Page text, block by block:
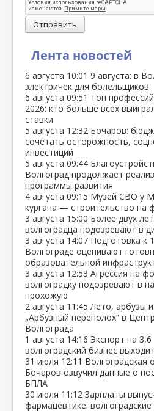
Лента новостей
6 августа 10:01 9 августа: в
электричек для болельщиков
6 августа 09:51 Топ
2026: кто больше всех
ставки
5 августа 12:32 Бочаров:
сочетать осторожность,
инвестиций
5 августа 09:44
Волгоград продолжает
программы развития
4 августа 09:15 Музей СВО у
кургана — строительство на
3 августа 15:00 Более двух
волгоградца подозревают в
3 августа 14:07 Подготовка к
Волгограде оценивают
образовательной
3 августа 12:53 Агрессия на
волгоградку подозревают в
прохожую
2 августа 11:45 Лето, арбузы
„Арбузный переполох“ в
Волгограда
1 августа 14:16 Экспорт на
волгоградский бизнес
31 июля 12:11 Волгоградская
Бочаров озвучил данные о
БПЛА
30 июля 11:12 Зарплаты
фармацевтике:
Отправить